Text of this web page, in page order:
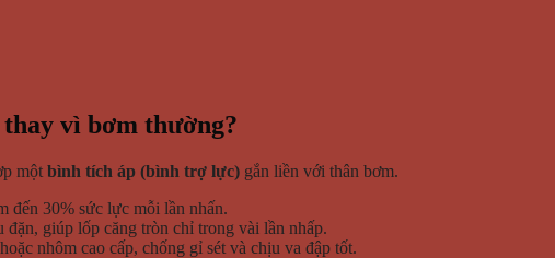
vì bơm thường?
một bình tích áp (bình trợ lực) gắn liền với thân bơm.
đến 30% sức lực mỗi lần nhấn.
giúp lốp căng tròn chỉ trong vài lần nhấp.
nhôm cao cấp, chống gỉ sét và chịu va đập tốt.